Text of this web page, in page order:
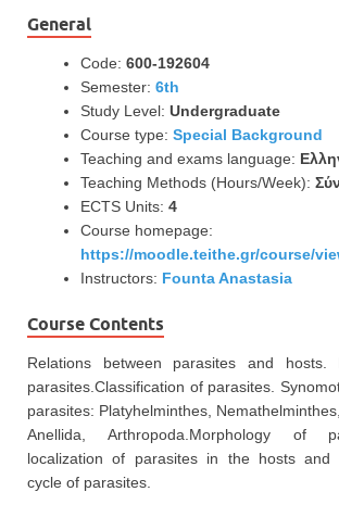
General
Code: 600-192604
Semester: 6th
Study Level: Undergraduate
Course type: Special Background
Teaching and exams language:
Teaching Methods (Hours/Week):
ECTS Units: 4
Course homepage:
https://moodle.teithe.gr/course/
Instructors: Founta Anastasia
Course Contents
Relations between parasites and hosts.
parasites.Classification of parasites.
parasites: Platyhelminthes,
Anellida, Arthropoda.Morphology of
localization of parasites in the hosts and
cycle of parasites.